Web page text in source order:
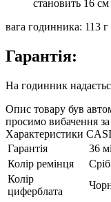
становить 16 см
вага годинника: 113 г
Гарантія:
На годинник
Опис товару був
просимо вибачення за
Характеристики
Гарантія
36
Колір ремінця
Колір
циферблата